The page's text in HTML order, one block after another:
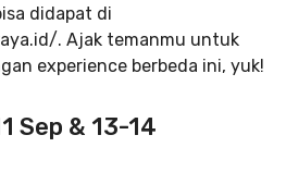
didapat di
. Ajak temanmu untuk
experience berbeda ini, yuk!
Sep & 13-14